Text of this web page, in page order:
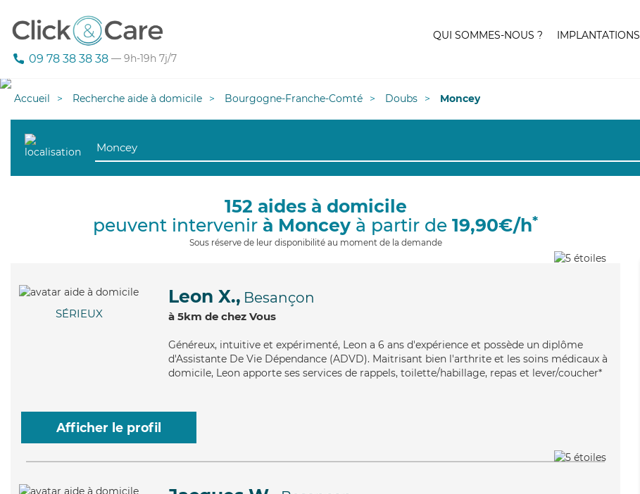
09 78 38 38 38 — 9h-19h 7j/7
QUI SOMMES-NOUS ? IMPLANTATIONS
Accueil Recherche aide à domicile Bourgogne-Franche-Comté Doubs Moncey
152 aides à domicile
peuvent intervenir à Moncey à partir de 19,90€/h*
Sous réserve de leur disponibilité au moment de la demande
SÉRIEUX
Leon X., Besançon
à 5km de chez Vous
Généreux, intuitive et expérimenté, Leon a 6 ans d'expérience et possède un diplôme
d'Assistante De Vie Dépendance (ADVD). Maitrisant bien l'arthrite et les soins médicaux à
domicile, Leon apporte ses services de rappels, toilette/habillage, repas et lever/coucher*
Afficher le profil